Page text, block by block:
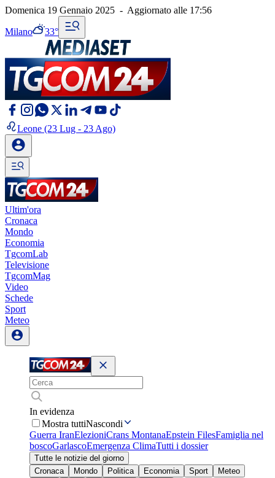
Domenica 19 Gennaio 2025 - Aggiornato alle 17:56
Milano 33°
Leone (23 Lug - 23 Ago)
Ultim'ora
Cronaca
Mondo
Economia
TgcomLab
Televisione
TgcomMag
Video
Schede
Sport
Meteo
In evidenza
Mostra tuttiNascondi
Guerra IranElezioniCrans MontanaEpstein FilesFamiglia nel
boscoGarlascoEmergenza ClimaTutti i dossier
Tutte le notizie del giorno
Cronaca
Mondo Politica Economia Sport
Meteo